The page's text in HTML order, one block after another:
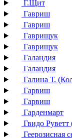
Г.Щит
Гавриш
Гавриш
Гаврищук
Гаврищук
Галандия
Галандия
Галина Т.
Гарвиш
Гарвиш
Гарденмарт
Гвидо
Геерозисная